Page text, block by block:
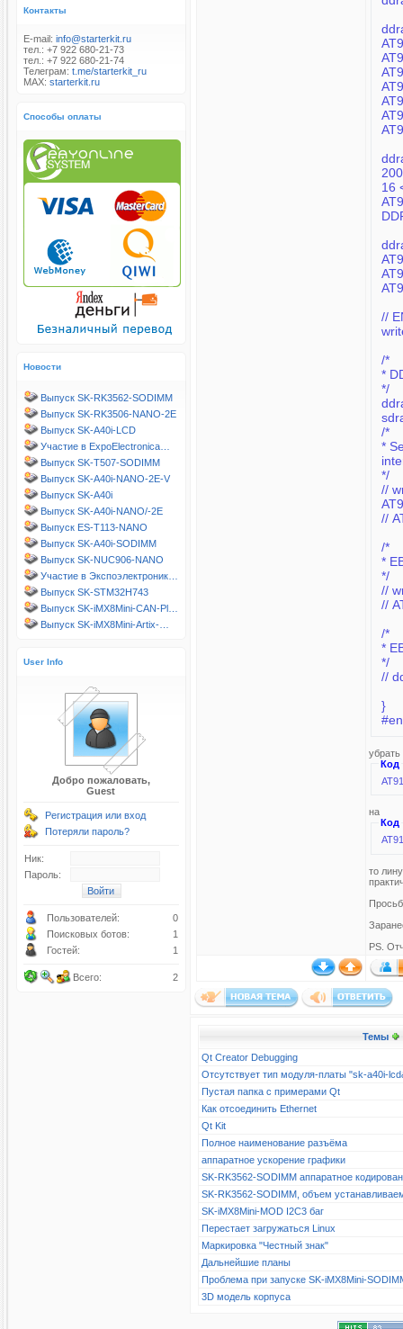
Контакты
E-mail: info@starterkit.ru
тел.: +7 922 680-21-73
тел.: +7 922 680-21-74
Телеграм: t.me/starterkit_ru
MAX: starterkit.ru
Способы оплаты
Новости
Выпуск SK-RK3562-SODIMM
Выпуск SK-RK3506-NANO-2E
Выпуск SK-A40i-LCD
Участие в ExpoElectronica…
Выпуск SK-T507-SODIMM
Выпуск SK-A40i-NANO-2E-V
Выпуск SK-A40i
Выпуск SK-A40i-NANO/-2E
Выпуск ES-T113-NANO
Выпуск SK-A40i-SODIMM
Выпуск SK-NUC906-NANO
Участие в Экспоэлектроник…
Выпуск SK-STM32H743
Выпуск SK-iMX8Mini-CAN-Pl…
Выпуск SK-iMX8Mini-Artix-…
User Info
Добро пожаловать,
Guest
Регистрация или вход
Потеряли пароль?
Ник:
Пароль:
Пользователей:
0
Поисковых ботов:
1
Гостей:
1
Всего: 2
//
/*
*
*/
/*
*
*/
//
//
/*
*
*/
//
//
/*
*
*/
//
}
убрать
Код
на
Код
то
PS.
Темы
Qt Creator Debugging
Отсутствует тип модуля-платы "sk-a40i-
Пустая папка с примерами Qt
Как отсоединить Ethernet
Qt Kit
Полное наименование разъёма
аппаратное ускорение графики
SK-RK3562-SODIMM аппаратное
SK-RK3562-SODIMM, объем
SK-iMX8Mini-MOD I2C3 баг
Перестает загружаться Linux
Маркировка "Честный знак"
Дальнейшие планы
Проблема при запуске SK-iMX8Mini-
3D модель корпуса